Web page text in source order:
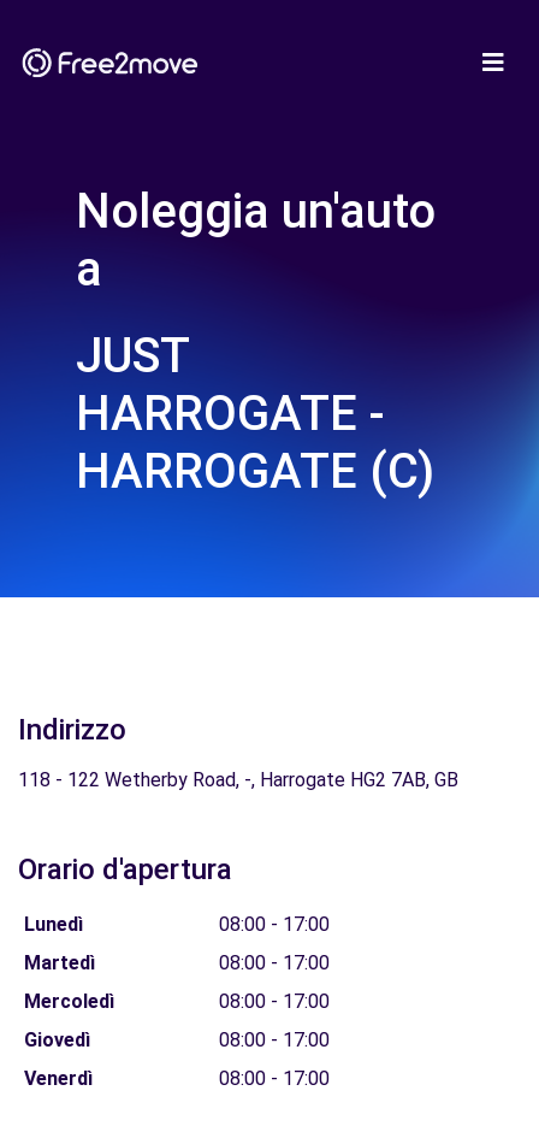
Noleggia un'auto
a
JUST
HARROGATE -
HARROGATE (C)
Indirizzo
118 - 122 Wetherby Road, -, Harrogate HG2 7AB, GB
Orario d'apertura
Lunedì
08:00 - 17:00
Martedì
08:00 - 17:00
Mercoledì
08:00 - 17:00
Giovedì
08:00 - 17:00
Venerdì
08:00 - 17:00